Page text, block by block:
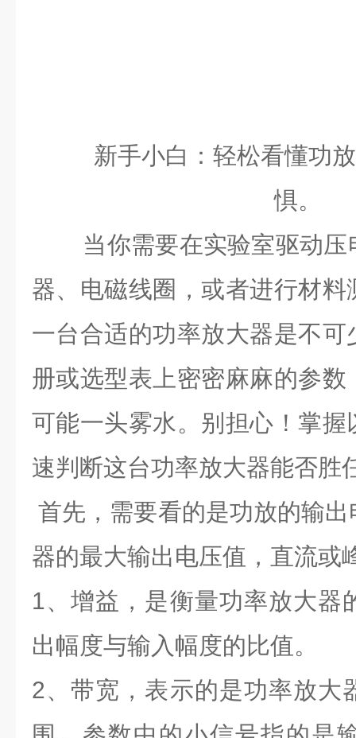
新手小白：轻松看懂功
惧。
当你需要在实验室驱动
器、电磁线圈，或者进行材
一台合适的功率放大器是不
册或选型表上密密麻麻的参
可能一头雾水。别担心！掌
速判断这台功率放大器能否胜
首先，需要看的是功放的输
器的最大输出电压值，直流或
1、增益，是衡量功率放大器
出幅度与输入幅度的比值。
2、带宽，表示的是功率放大